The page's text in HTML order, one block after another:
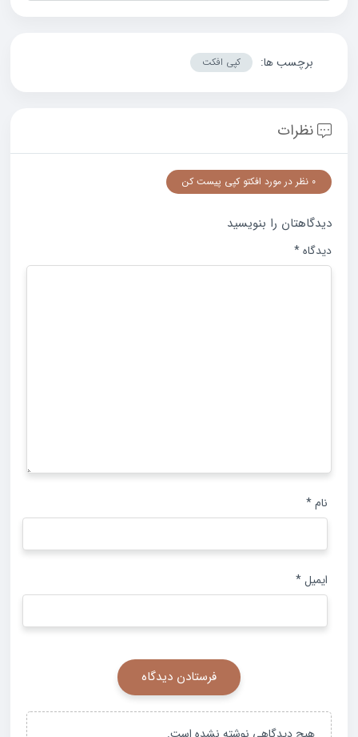
برچسب ها: کپی افکت
نظرات
0 نظر در مورد افکتو کپی پیست کن
دیدگاهتان را بنویسید
دیدگاه*
نام*
ایمیل*